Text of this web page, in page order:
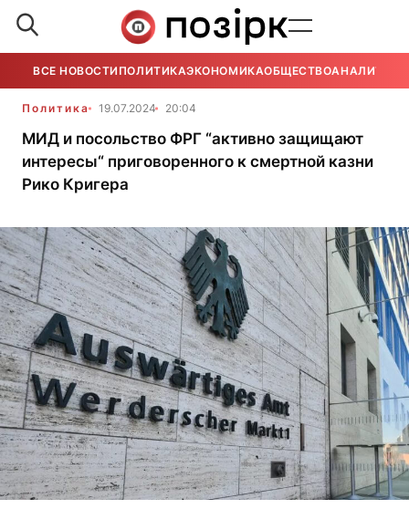
ВСЕ НОВОСТИ ПОЛИТИКАЭКОНОМИКАОБЩЕСТВОАНАЛИТИКА
Политика 19.07.2024 20:04
МИД и посольство ФРГ “активно защищают
интересы“ приговоренного к смертной казни
Рико Кригера